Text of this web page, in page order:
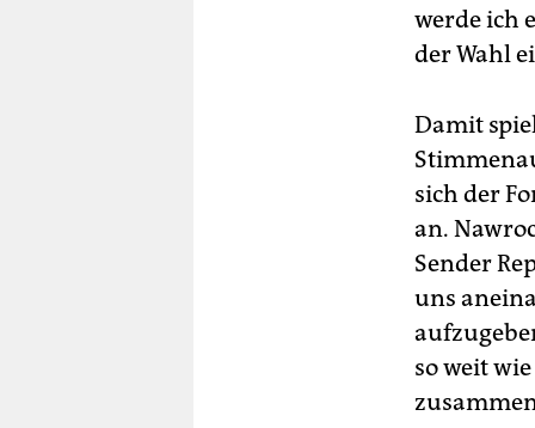
werde ich
der Wahl
Damit
sich der
an.
Sender
uns
so weit